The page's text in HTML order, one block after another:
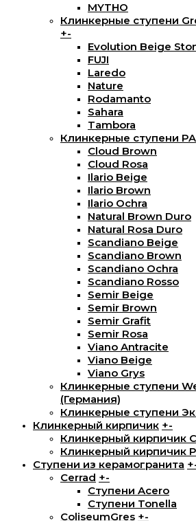
MYTHO
Клинкерные ступени
+-
Evolution Beige
FUJI
Laredo
Nature
Rodamanto
Sahara
Tambora
Клинкерные ступени
Cloud Brown
Cloud Rosa
Ilario Beige
Ilario Brown
Ilario Ochra
Natural Brown Duro
Natural Rosa Duro
Scandiano Beige
Scandiano Brown
Scandiano Ochra
Scandiano Rosso
Semir Beige
Semir Brown
Semir Grafit
Semir Rosa
Viano Antracite
Viano Beige
Viano Grys
Клинкерные ступени
(Германия)
Клинкерные ступени
Клинкерный кирпичик +-
Клинкерный кирпичик
Клинкерный кирпичик
Ступени из керамогранита +
Cerrad +-
Ступени Acero
Ступени Tonella
ColiseumGres +-